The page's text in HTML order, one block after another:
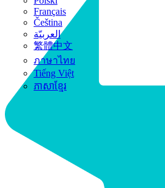
Français
Čeština
العربيّة
繁體中文
ภาษาไทย
Tiếng Việt
ភាសាខ្មែរ